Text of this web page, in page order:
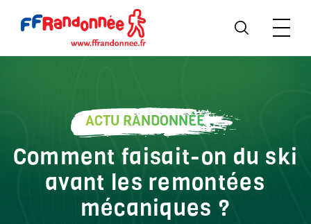
ACTU RANDONNÉE
Comment faisait-on du ski
avant les remontées
mécaniques ?